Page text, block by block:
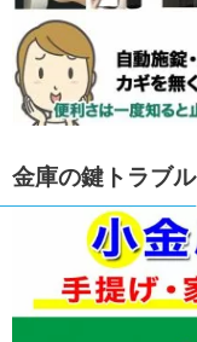
金庫の鍵トラブル